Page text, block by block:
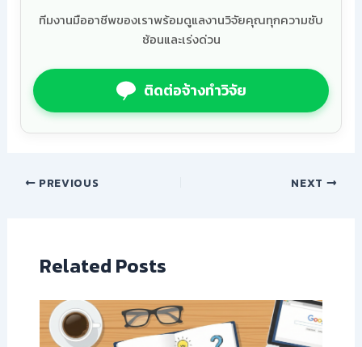
ทีมงานมืออาชีพของเราพร้อมดูแลงานวิจัยคุณทุกความซับ
ซ้อนและเร่งด่วน
ติดต่อจ้างทำวิจัย
PREVIOUS NEXT
Related Posts